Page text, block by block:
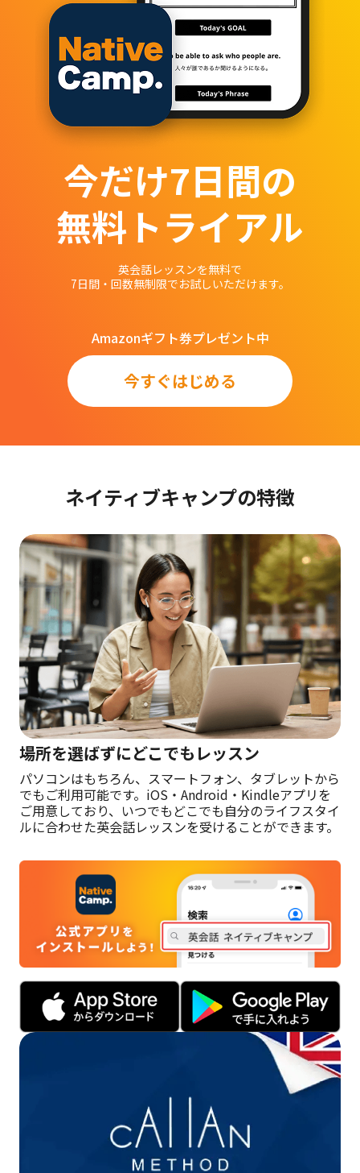
今だけ7日間の
無料トライアル
英会話レッスンを無料で
7日間・回数無制限でお試しいただけます。
Amazonギフト券プレゼント中
今すぐはじめる
ネイティブキャンプの特徴
場所を選ばずにどこでもレッスン
パソコンはもちろん、スマートフォン、タブレットから
でもご利用可能です。iOS・Android・Kindleアプリを
ご用意しており、いつでもどこでも自分のライフスタイ
ルに合わせた英会話レッスンを受けることができます。